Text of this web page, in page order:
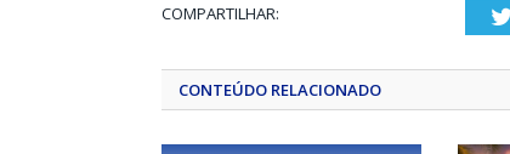
COMPARTILHAR:
CONTEÚDO RELACIONADO